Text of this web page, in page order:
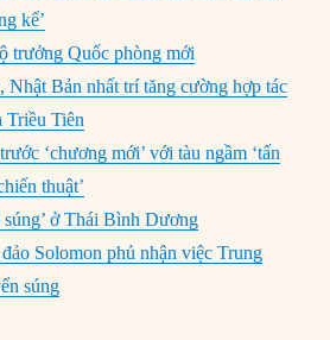
kể’
trưởng Quốc phòng mới
Nhật Bản nhất trí tăng cường hợp tác
Triều Tiên
‘chương mới’ với tàu ngầm ‘tấn
thuật’
súng’ ở Thái Bình Dương
Solomon phủ nhận việc Trung
súng